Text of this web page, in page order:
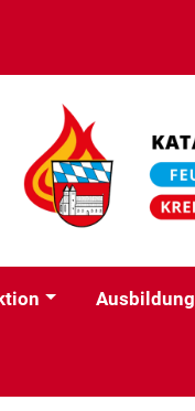
Ausbildung